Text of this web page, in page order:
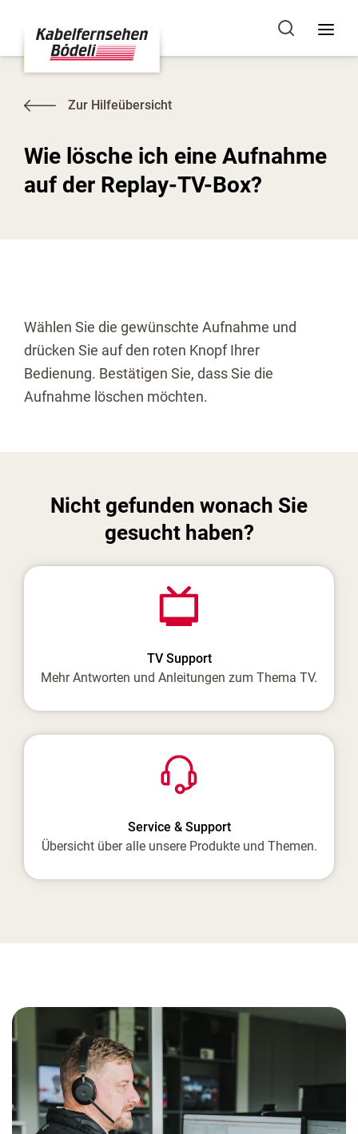
Zur Hilfeübersicht
Wie lösche ich eine Aufnahme
auf der Replay-TV-Box?
Wählen Sie die gewünschte Aufnahme und
drücken Sie auf den roten Knopf Ihrer
Bedienung. Bestätigen Sie, dass Sie die
Aufnahme löschen möchten.
Nicht gefunden wonach Sie
gesucht haben?
TV Support
Mehr Antworten und Anleitungen zum Thema TV.
Service & Support
Übersicht über alle unsere Produkte und Themen.